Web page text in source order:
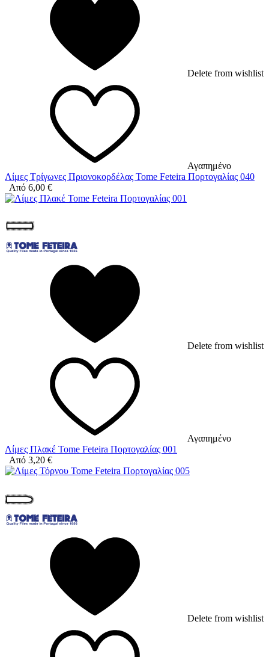
Delete from wishlist
Αγαπημένο
Λίμες Τρίγωνες Πριονοκορδέλας Tome Feteira Πορτογαλίας 040
Από 6,00 €
Delete from wishlist
Αγαπημένο
Λίμες Πλακέ Tome Feteira Πορτογαλίας 001
Από 3,20 €
Delete from wishlist